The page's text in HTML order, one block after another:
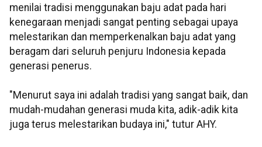
menilai tradisi menggunakan baju adat pada hari
kenegaraan menjadi sangat penting sebagai upaya
melestarikan dan memperkenalkan baju adat yang
beragam dari seluruh penjuru Indonesia kepada
generasi penerus.
"Menurut saya ini adalah tradisi yang sangat baik, dan
mudah-mudahan generasi muda kita, adik-adik kita
juga terus melestarikan budaya ini," tutur AHY.